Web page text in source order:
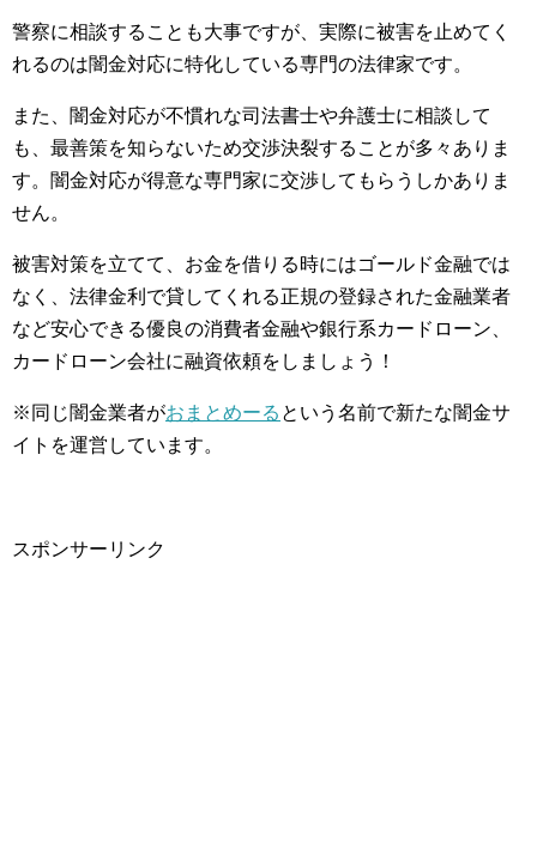
警察に相談することも大事ですが、実際に被害を止めてく
れるのは闇金対応に特化している専門の法律家です。
また、闇金対応が不慣れな司法書士や弁護士に相談して
も、最善策を知らないため交渉決裂することが多々ありま
す。闇金対応が得意な専門家に交渉してもらうしかありま
せん。
被害対策を立てて、お金を借りる時にはゴールド金融では
なく、法律金利で貸してくれる正規の登録された金融業者
など安心できる優良の消費者金融や銀行系カードローン、
カードローン会社に融資依頼をしましょう！
※同じ闇金業者がおまとめーる という名前で新たな闇金サ
イトを運営しています。
スポンサーリンク